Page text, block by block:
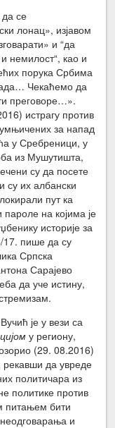
се
лонац», изјавом
и “да
немилост“, као и
порука Србима
Чекаћемо да
преговоре…».
истрагу против
за напад
у Сребреници, у
из Мушутишта,
су да посете
су их албански
пут ка
на којима је
историје за
17. пише да су
Српска
Сарајево
да уче истину,
је у вези са
у региону,
(29. 08.2016)
рекавши да увреде
политичара из
политике против
питањем бити
и